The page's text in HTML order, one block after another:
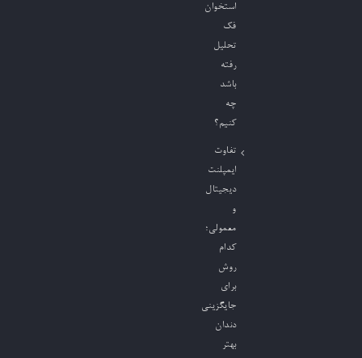
استخوان
فک
تحلیل
رفته
باشد
چه
کنیم؟
تفاوت
ایمپلنت
دیجیتال
و
معمولی؛
کدام
روش
برای
جایگزینی
دندان
بهتر